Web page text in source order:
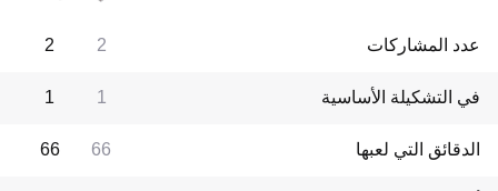
عدد المشاركات 2
2
في التشكيلة الأساسية 1
1
الدقائق التي لعبها 66
66